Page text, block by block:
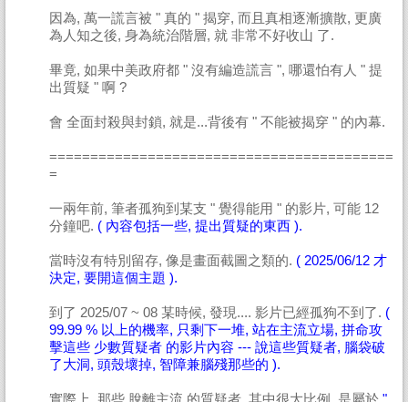
因為, 萬一謊言被 " 真的 " 揭穿, 而且真相逐漸擴散, 更廣
為人知之後, 身為統治階層, 就 非常不好收山 了.
畢竟, 如果中美政府都 " 沒有編造謊言 ", 哪還怕有人 " 提
出質疑 " 啊 ?
會 全面封殺與封鎖, 就是...背後有 " 不能被揭穿 " 的內幕.
==========================================
=
一兩年前, 筆者孤狗到某支 " 覺得能用 " 的影片, 可能 12
分鐘吧. ( 內容包括一些, 提出質疑的東西 ).
當時沒有特別留存, 像是畫面截圖之類的. ( 2025/06/12 才
決定, 要開這個主題 ).
到了 2025/07 ~ 08 某時候, 發現.... 影片已經孤狗不到了. (
99.99 % 以上的機率, 只剩下一堆, 站在主流立場, 拼命攻
擊這些 少數質疑者 的影片內容 --- 說這些質疑者, 腦袋破
了大洞, 頭殼壞掉, 智障兼腦殘那些的 ).
實際上, 那些 脫離主流 的質疑者, 其中很大比例, 是屬於 "